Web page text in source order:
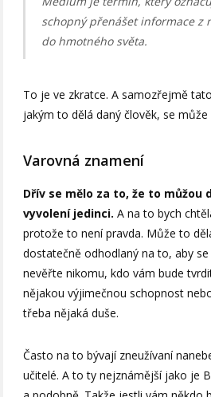
schopný přenášet informace z
do hmotného světa.
To je ve zkratce. A samozřejmě
jakým to dělá daný člověk, se může
Varovná znamení
Dřív se mělo za to, že to můžou
vyvolení jedinci.A na to bych
protože to není pravda. Může to
dostatečně odhodlaný na to, aby
nevěřte nikomu, kdo vám bude
nějakou výjimečnou schopnost
třeba nějaká duše.
Často na to bývají zneužívaní
učitelé. A to ty nejznámější jako je